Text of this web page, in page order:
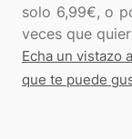
solo 6,99€, o
Echa un vistazo
que te puede